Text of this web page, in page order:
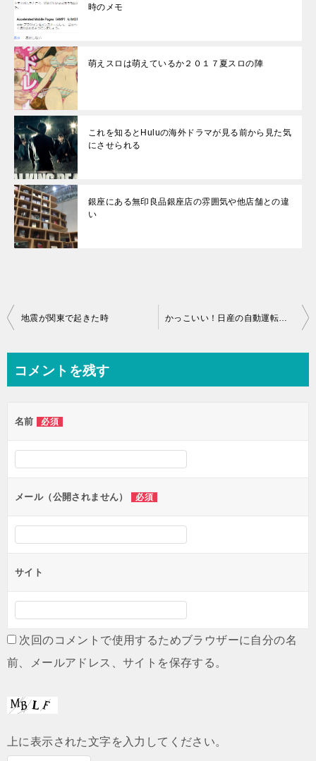
時のメモ
萌えスロは萌えているか２０１７夏スロの陣
これを知るとHuluの海外ドラマが見る前から見た気
にさせられる
銀座にある無印良品銀座店の雰囲気や他店舗との違
い
投
ビ
ー
シ
ン
地震が関東で起きた時 かっこいい！日産の自動運転って何？
コメントを残す
名前 必須
メール（公開されません） 必須
サイト
次回のコメントで使用するためブラウザーに自分の名
前、メールアドレス、サイトを保存する。
上に表示された文字を入力してください。